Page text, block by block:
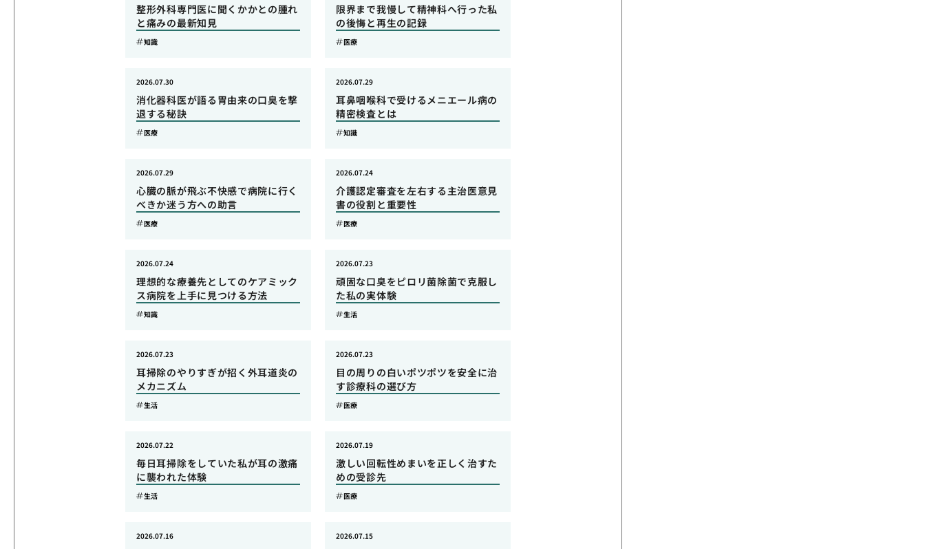
整形外科専門医に聞くかかとの腫れ
と痛みの最新知見
知識
限界まで我慢して精神科へ行った私
の後悔と再生の記録
医療
消化器科医が語る胃由来の口臭を撃
退する秘訣
2026.07.30
医療
耳鼻咽喉科で受けるメニエール病の
精密検査とは
2026.07.29
知識
心臓の脈が飛ぶ不快感で病院に行く
べきか迷う方への助言
2026.07.29
医療
介護認定審査を左右する主治医意見
書の役割と重要性
2026.07.24
医療
理想的な療養先としてのケアミック
ス病院を上手に見つける方法
2026.07.24
知識
頑固な口臭をピロリ菌除菌で克服し
た私の実体験
2026.07.23
生活
耳掃除のやりすぎが招く外耳道炎の
メカニズム
2026.07.23
生活
目の周りの白いポツポツを安全に治
す診療科の選び方
2026.07.23
医療
毎日耳掃除をしていた私が耳の激痛
に襲われた体験
2026.07.22
生活
激しい回転性めまいを正しく治すた
めの受診先
2026.07.19
医療
2026.07.16 2026.07.15